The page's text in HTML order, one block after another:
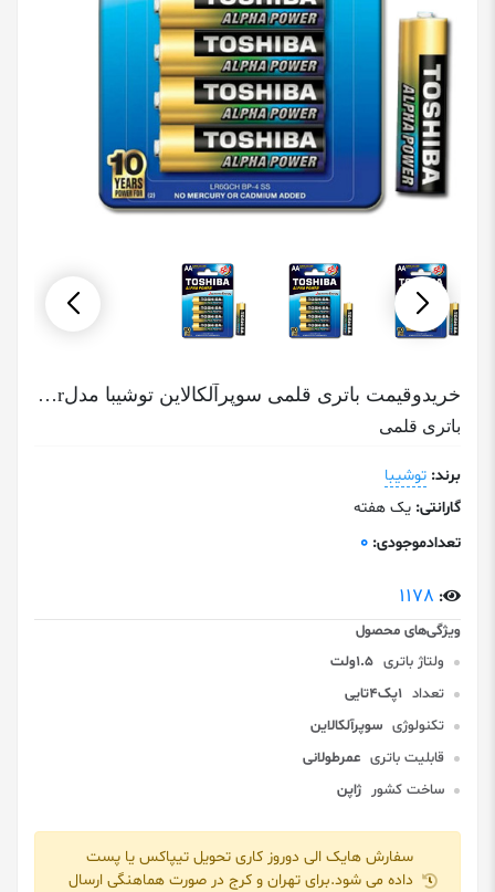
خریدوقیمت باتری قلمی سوپرآلکالاین توشیبا مدلAlpha Power
باتری قلمی
برند: توشیبا
گارانتی: یک هفته
تعدادموجودی: 0
:
1178
ولتاژ باتری 1.5ولت
تعداد 1پک4تایی
تکنولوژی سوپرآلکالاین
قابلیت باتری عمرطولانی
ساخت کشور ژاپن
سفارش هایک الی دوروز کاری تحویل تیپاکس یا پست
داده می شود.برای تهران و کرج در صورت هماهنگی ارسال